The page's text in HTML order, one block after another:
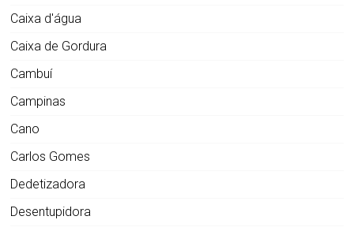
Caixa d'água
Caixa de Gordura
Cambuí
Campinas
Cano
Carlos Gomes
Dedetizadora
Desentupidora